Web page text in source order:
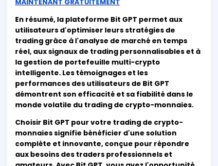
MAINTENANT GRATUITEMENT
En résumé, la plateforme Bit GPT permet aux
utilisateurs d'optimiser leurs stratégies de
trading grâce à l'analyse de marché en temps
réel, aux signaux de trading personnalisables et à
la gestion de portefeuille multi-crypto
intelligente. Les témoignages et les
performances des utilisateurs de Bit GPT
démontrent son efficacité et sa fiabilité dans le
monde volatile du trading de crypto-monnaies.
Choisir Bit GPT pour votre trading de crypto-
monnaies signifie bénéficier d'une solution
complète et innovante, conçue pour répondre
aux besoins des traders professionnels et